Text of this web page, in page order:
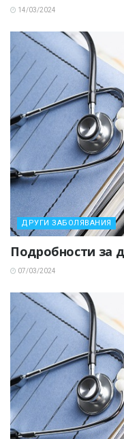
14/03/2024
ДРУГИ ЗАБОЛЯВАНИЯ
Подробности за
07/03/2024